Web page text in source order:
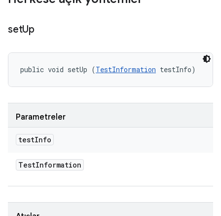
setUp
public void setUp (TestInformation testInfo)
Parametreler
testInfo
TestInformation